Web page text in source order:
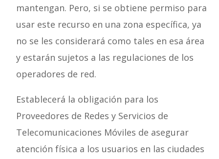
mantengan. Pero, si se obtiene permiso para
usar este recurso en una zona específica, ya
no se les considerará como tales en esa área
y estarán sujetos a las regulaciones de los
operadores de red.
Establecerá la obligación para los
Proveedores de Redes y Servicios de
Telecomunicaciones Móviles de asegurar
atención física a los usuarios en las ciudades